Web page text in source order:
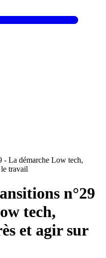
- La démarche Low tech,
travail
n°29
tech,
et agir sur